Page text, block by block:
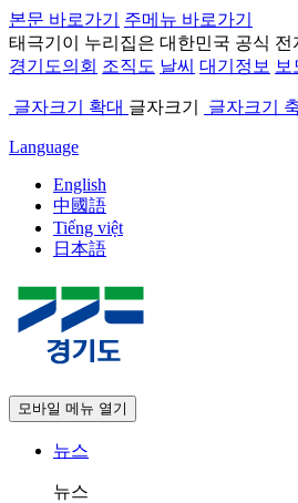
본문 바로가기
주메뉴 바로가기
태극기 이 누리집은 대한민국 공식
경기도의회 조직도 날씨 대기정보 보
글자크기 확대 글자크기 글자크기
Language
English
中國語
Tiếng việt
日本語
모바일 메뉴 열기
뉴스
뉴스